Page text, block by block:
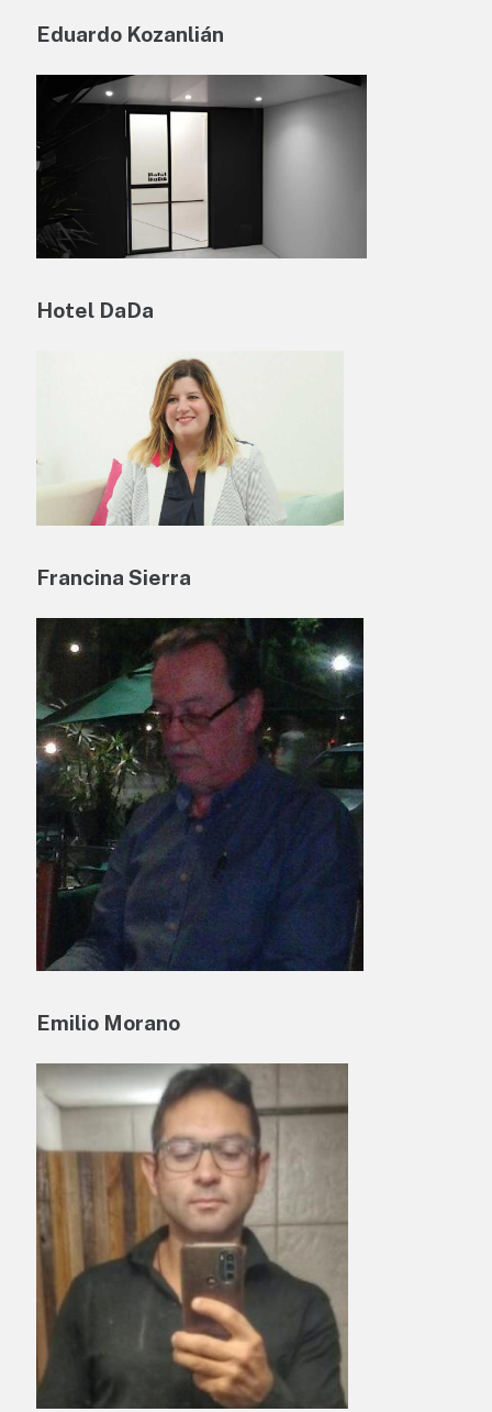
Eduardo Kozanlián
Hotel DaDa
Francina Sierra
Emilio Morano